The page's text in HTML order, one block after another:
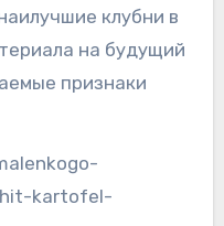
клубни в
на будущий
признаки